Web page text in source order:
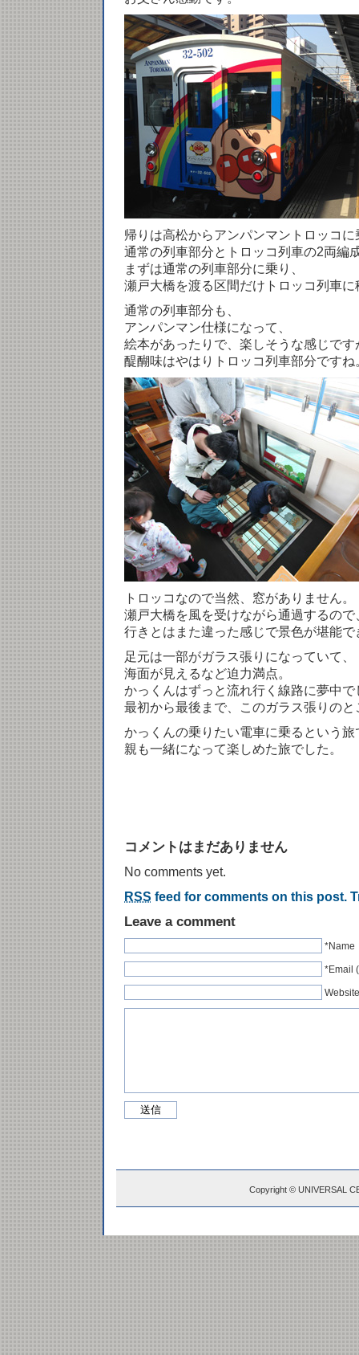
帰りは高松からアンパンマントロッコ
通常の列車部分とトロッコ列車の2両編
まずは通常の列車部分に乗り、
瀬戸大橋を渡る区間だけトロッコ列車に
通常の列車部分も、
アンパンマン仕様になって、
絵本があったりで、楽しそうな感じです
醍醐味はやはりトロッコ列車部分ですね
トロッコなので当然、窓がありません。
瀬戸大橋を風を受けながら通過するので
行きとはまた違った感じで景色が堪能で
足元は一部がガラス張りになっていて、
海面が見えるなど迫力満点。
かっくんはずっと流れ行く線路に夢中で
最初から最後まで、このガラス張りの
かっくんの乗りたい電車に乗るという旅
親も一緒になって楽しめた旅でした。
コメントはまだありません
No comments yet.
RSS feed for comments on this post.
Leave a comment
*Name
*Email
Website
Copyright © UNIVERSAL